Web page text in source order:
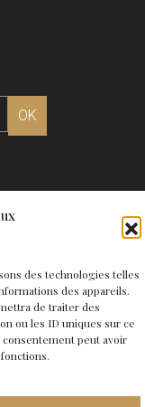
des technologies telles
des appareils.
de traiter des
ou les ID uniques sur ce
peut avoir
Contact